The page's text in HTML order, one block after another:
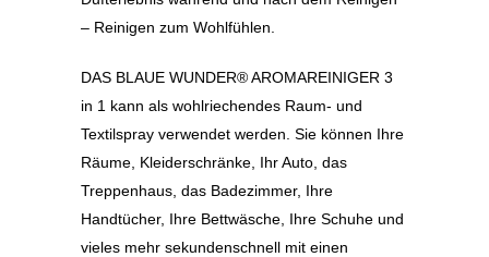
– Reinigen zum Wohlfühlen.
DAS BLAUE WUNDER® AROMAREINIGER 3
in 1 kann als wohlriechendes Raum- und
Textilspray verwendet werden. Sie können Ihre
Räume, Kleiderschränke, Ihr Auto, das
Treppenhaus, das Badezimmer, Ihre
Handtücher, Ihre Bettwäsche, Ihre Schuhe und
vieles mehr sekundenschnell mit einen